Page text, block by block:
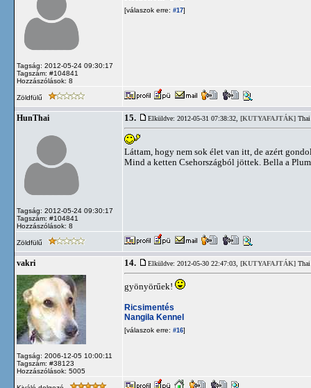
Tagság: 2012-05-24 09:30:17
Tagszám: #104841
Hozzászólások: 8
[válaszok erre: #17]
Zöldfülű
HunThai
Tagság: 2012-05-24 09:30:17
Tagszám: #104841
Hozzászólások: 8
15. Elküldve: 2012-05-31 07:38:32, [KUTYAFAJTÁK]
Láttam, hogy nem sok élet van itt, de azért
Mind a ketten Csehországból jöttek. Bella a
Zöldfülű
vakri
Tagság: 2006-12-05 10:00:11
Tagszám: #38123
Hozzászólások: 5005
14. Elküldve: 2012-05-30 22:47:03, [KUTYAFAJTÁK]
gyönyörűek!
Ricsimentés
Nangila Kennel
[válaszok erre: #16]